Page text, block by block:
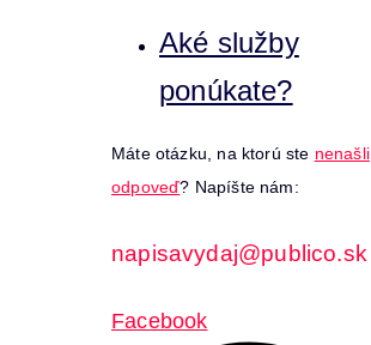
Aké služby
ponúkate?
Máte otázku, na ktorú ste nenašli
odpoveď? Napíšte nám:
napisavydaj@publico.sk
Facebook